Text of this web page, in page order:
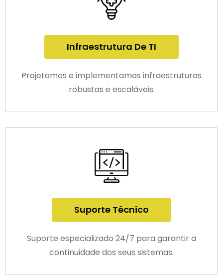
Infraestrutura De TI
Projetamos e implementamos infraestruturas
robustas e escaláveis.
Suporte Técnico
Suporte especializado 24/7 para garantir a
continuidade dos seus sistemas.